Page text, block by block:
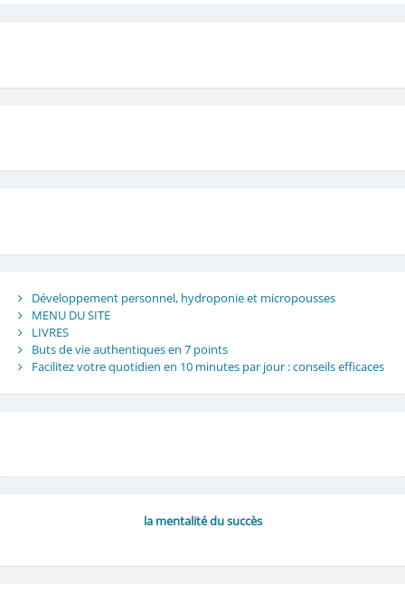
Développement personnel, hydroponie et micropousses
MENU DU SITE
LIVRES
Buts de vie authentiques en 7 points
Facilitez votre quotidien en 10 minutes par jour : conseils efficaces
la mentalité du succès